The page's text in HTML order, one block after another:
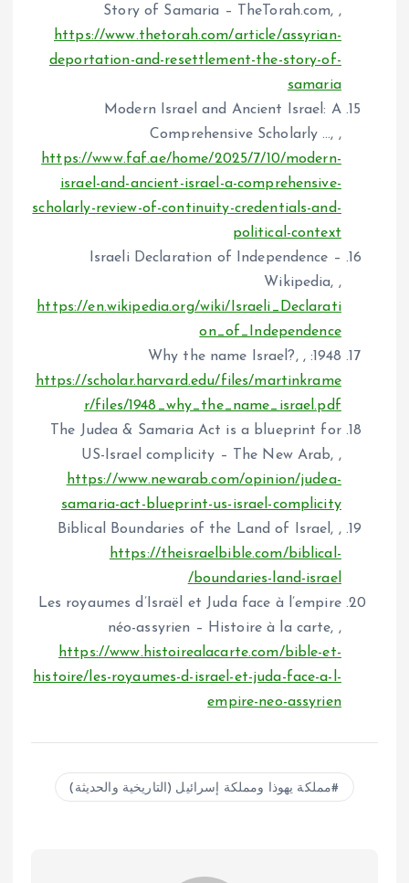
Story of Samaria – TheTorah.com, ,
https://www.thetorah.com/article/assyrian-
deportation-and-resettlement-the-story-of-
samaria
Modern Israel and Ancient Israel: A
Comprehensive Scholarly …, ,
https://www.faf.ae/home/2025/7/10/modern-
israel-and-ancient-israel-a-comprehensive-
scholarly-review-of-continuity-credentials-and-
political-context
Israeli Declaration of Independence –
Wikipedia, ,
https://en.wikipedia.org/wiki/Israeli_Declarati
on_of_Independence
1948: Why the name Israel?, ,
https://scholar.harvard.edu/files/martinkrame
r/files/1948_why_the_name_israel.pdf
The Judea & Samaria Act is a blueprint for
US-Israel complicity – The New Arab, ,
https://www.newarab.com/opinion/judea-
samaria-act-blueprint-us-israel-complicity
Biblical Boundaries of the Land of Israel, ,
https://theisraelbible.com/biblical-
boundaries-land-israel/
Les royaumes d’Israël et Juda face à l’empire
néo-assyrien – Histoire à la carte, ,
https://www.histoirealacarte.com/bible-et-
histoire/les-royaumes-d-israel-et-juda-face-a-l-
empire-neo-assyrien
مملكة يهوذا ومملكة إسرائيل (التاريخية والحديثة)